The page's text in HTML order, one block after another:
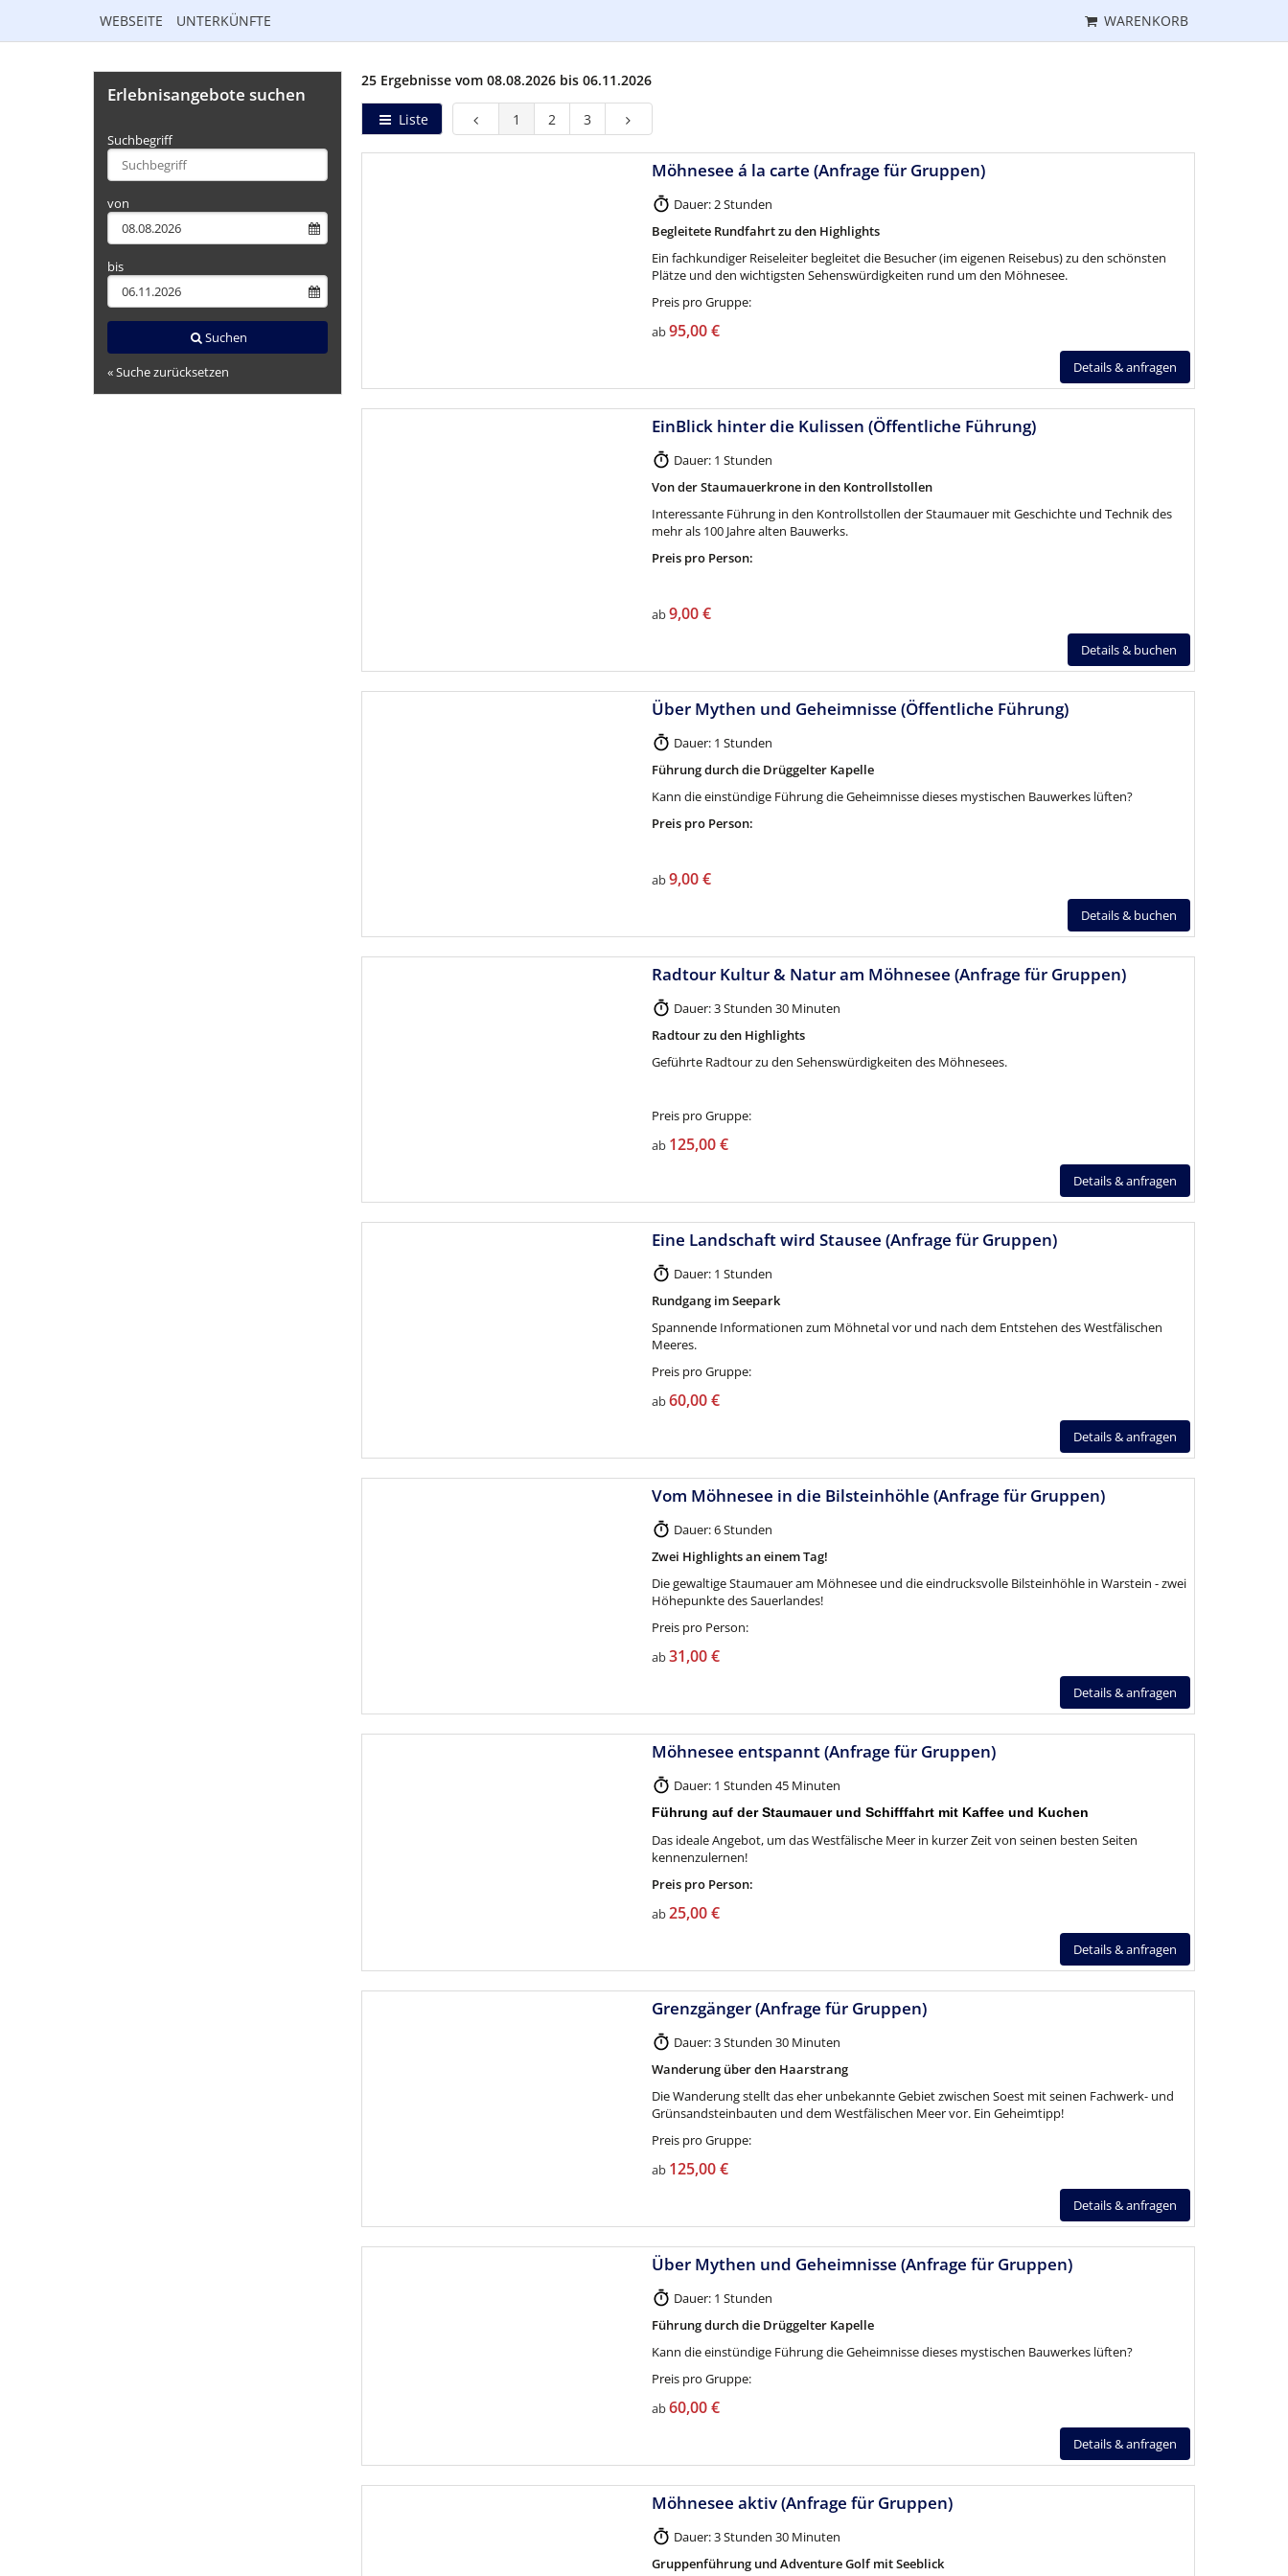
WARENKORB
WEBSEITE UNTERKÜNFTE
25 Ergebnisse vom 08.08.2026 bis 06.11.2026
Liste 1 2 3
Möhnesee á la carte (Anfrage für Gruppen)
Dauer: 2 Stunden
Begleitete Rundfahrt zu den Highlights
Ein fachkundiger Reiseleiter begleitet die Besucher (im eigenen Reisebus) zu den schönsten
Plätze und den wichtigsten Sehenswürdigkeiten rund um den Möhnesee.
Preis pro Gruppe:
ab95,00 €
Details & anfragen
EinBlick hinter die Kulissen (Öffentliche Führung)
Dauer: 1 Stunden
Von der Staumauerkrone in den Kontrollstollen
Interessante Führung in den Kontrollstollen der Staumauer mit Geschichte und Technik des
mehr als 100 Jahre alten Bauwerks.
Preis pro Person:
ab9,00 €
Details & buchen
Über Mythen und Geheimnisse (Öffentliche Führung)
Dauer: 1 Stunden
Führung durch die Drüggelter Kapelle
Kann die einstündige Führung die Geheimnisse dieses mystischen Bauwerkes lüften?
Preis pro Person:
ab9,00 €
Details & buchen
Radtour Kultur & Natur am Möhnesee (Anfrage für Gruppen)
Dauer: 3 Stunden 30 Minuten
Radtour zu den Highlights
Geführte Radtour zu den Sehenswürdigkeiten des Möhnesees.
Preis pro Gruppe:
ab 125,00 €
Details & anfragen
Eine Landschaft wird Stausee (Anfrage für Gruppen)
Dauer: 1 Stunden
Rundgang im Seepark
Spannende Informationen zum Möhnetal vor und nach dem Entstehen des Westfälischen
Meeres.
Preis pro Gruppe:
ab60,00 €
Details & anfragen
Vom Möhnesee in die Bilsteinhöhle (Anfrage für Gruppen)
Dauer: 6 Stunden
Zwei Highlights an einem Tag!
Die gewaltige Staumauer am Möhnesee und die eindrucksvolle Bilsteinhöhle in Warstein - zwei
Höhepunkte des Sauerlandes!
Preis pro Person:
ab31,00 €
Details & anfragen
Möhnesee entspannt (Anfrage für Gruppen)
Dauer: 1 Stunden 45 Minuten
Führung auf der Staumauer und Schifffahrt mit Kaffee und Kuchen
Das ideale Angebot, um das Westfälische Meer in kurzer Zeit von seinen besten Seiten
kennenzulernen!
Preis pro Person:
ab25,00 €
Details & anfragen
Grenzgänger (Anfrage für Gruppen)
Dauer: 3 Stunden 30 Minuten
Wanderung über den Haarstrang
Die Wanderung stellt das eher unbekannte Gebiet zwischen Soest mit seinen Fachwerk- und
Grünsandsteinbauten und dem Westfälischen Meer vor. Ein Geheimtipp!
Preis pro Gruppe:
ab 125,00 €
Details & anfragen
Über Mythen und Geheimnisse (Anfrage für Gruppen)
Dauer: 1 Stunden
Führung durch die Drüggelter Kapelle
Kann die einstündige Führung die Geheimnisse dieses mystischen Bauwerkes lüften?
Preis pro Gruppe:
ab60,00 €
Details & anfragen
Möhnesee aktiv (Anfrage für Gruppen)
Dauer: 3 Stunden 30 Minuten
Gruppenführung und Adventure Golf mit Seeblick
Erlebnisangebote suchen
Suchbegriff
Type 2 or
von
bis
Suchen
« Suche zurücksetzen